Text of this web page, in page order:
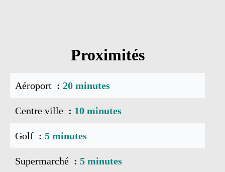
Proximités
Aéroport 20 minutes
Centre ville 10 minutes
Golf 5 minutes
Supermarché 5 minutes